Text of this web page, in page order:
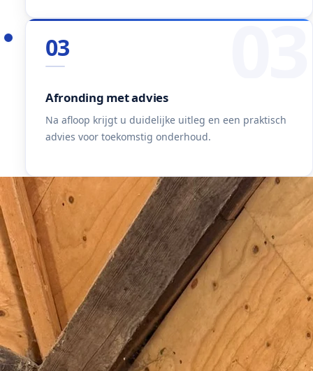
03
03
Afronding met advies
Na afloop krijgt u duidelijke uitleg en een praktisch
advies voor toekomstig onderhoud.